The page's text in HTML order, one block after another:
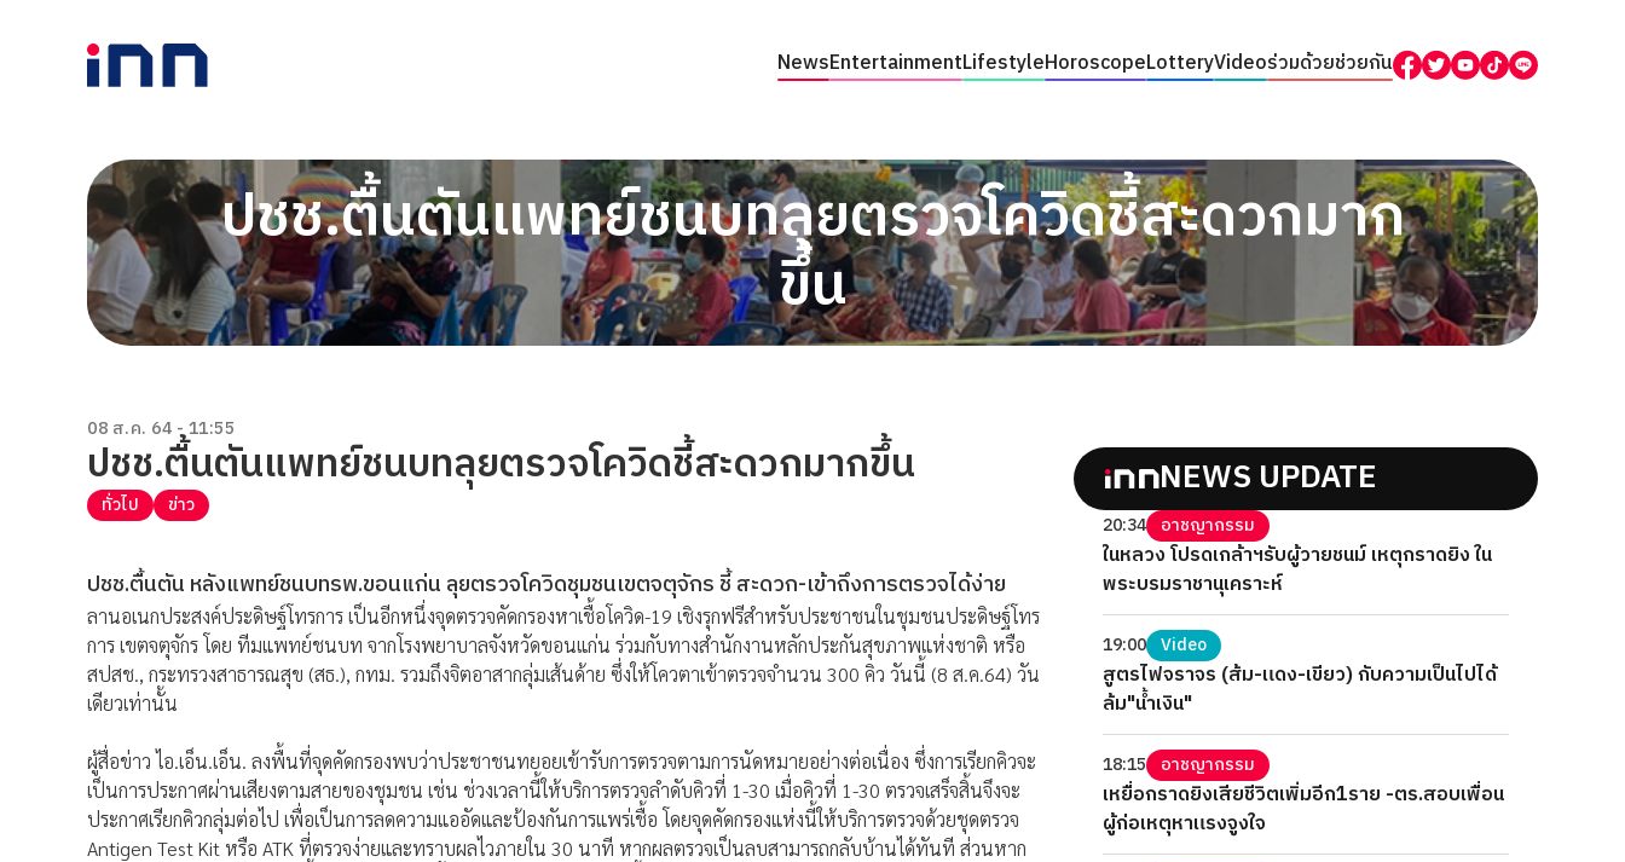
NewsEntertainmentLifestyleHoroscopeLotteryVideoร่วมด้วยช่วยกัน
ปชช.ตื้นตันแพทย์ชนบทลุยตรวจโควิดชี้สะดวกมาก
ขึ้น
08 ส.ค. 64 - 11:55
ปชช.ตื้นตันแพทย์ชนบทลุยตรวจโควิดชี้สะดวกมากขึ้น
ทั่วไป ข่าว
ปชช.ตื้นตัน หลังแพทย์ชนบทรพ.ขอนแก่น ลุยตรวจโควิดชุมชนเขตจตุจักร ชี้ สะดวก-เข้าถึงการตรวจได้ง่าย
ลานอเนกประสงค์ประดิษฐ์โทรการ เป็นอีกหนึ่งจุดตรวจคัดกรองหาเชื้อโควิด-19 เชิงรุกฟรีสำหรับประชาชนในชุมชนประดิษฐ์โทร
การ เขตจตุจักร โดย ทีมแพทย์ชนบท จากโรงพยาบาลจังหวัดขอนแก่น ร่วมกับทางสำนักงานหลักประกันสุขภาพแห่งชาติ หรือ
สปสช., กระทรวงสาธารณสุข (สธ.), กทม. รวมถึงจิตอาสากลุ่มเส้นด้าย ซึ่งให้โควตาเข้าตรวจจำนวน 300 คิว วันนี้ (8 ส.ค.64) วัน
เดียวเท่านั้น
ผู้สื่อข่าว ไอ.เอ็น.เอ็น. ลงพื้นที่จุดคัดกรองพบว่าประชาชนทยอยเข้ารับการตรวจตามการนัดหมายอย่างต่อเนื่อง ซึ่งการเรียกคิวจะ
เป็นการประกาศผ่านเสียงตามสายของชุมชน เช่น ช่วงเวลานี้ให้บริการตรวจลำดับคิวที่ 1-30 เมื่อคิวที่ 1-30 ตรวจเสร็จสิ้นจึงจะ
ประกาศเรียกคิวกลุ่มต่อไป เพื่อเป็นการลดความแออัดและป้องกันการแพร่เชื้อ โดยจุดคัดกรองแห่งนี้ให้บริการตรวจด้วยชุดตรวจ
Antigen Test Kit หรือ ATK ที่ตรวจง่ายและทราบผลไวภายใน 30 นาที หากผลตรวจเป็นลบสามารถกลับบ้านได้ทันที ส่วนหาก
NEWS UPDATE
20:34 อาชญากรรม
ในหลวง โปรดเกล้าฯรับผู้วายชนม์ เหตุกราดยิง ใน
พระบรมราชานุเคราะห์
19:00 Video
สูตรไฟจราจร (ส้ม-แดง-เขียว) กับความเป็นไปได้
ล้ม"น้ำเงิน"
18:15 อาชญากรรม
เหยื่อกราดยิงเสียชีวิตเพิ่มอีก1ราย -ตร.สอบเพื่อน
ผู้ก่อเหตุหาแรงจูงใจ